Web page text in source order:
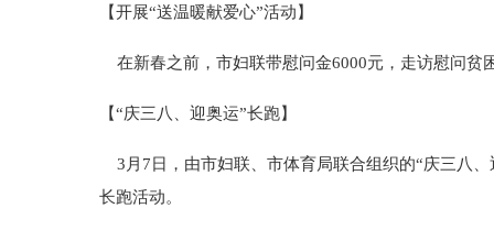
【开展“送温暖献爱心”活动】
在新春之前，市妇联带慰问金6000元，走访慰问贫
【“庆三八、迎奥运”长跑】
3月7日，由市妇联、市体育局联合组织的“庆三八
长跑活动。